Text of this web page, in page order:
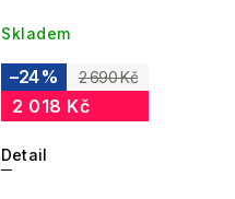
Skladem
2 690 Kč
–24 %
2 018 Kč
Detail